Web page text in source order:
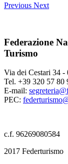
Previous Next
Federazione
Turismo
Via dei Cestari 34
Tel. +39 320 57 80
E-mail:
PEC:
c.f. 96269080584
2017 Federturismo